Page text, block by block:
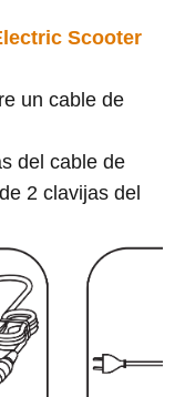
Scooter
un cable de
del cable de
2 clavijas del